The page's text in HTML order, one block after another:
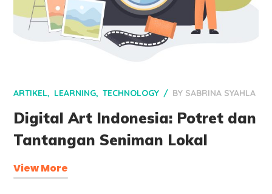
ARTIKEL LEARNING TECHNOLOGY BY SABRINA SYAHLA
Digital Art Indonesia: Potret dan
Tantangan Seniman Lokal
View More